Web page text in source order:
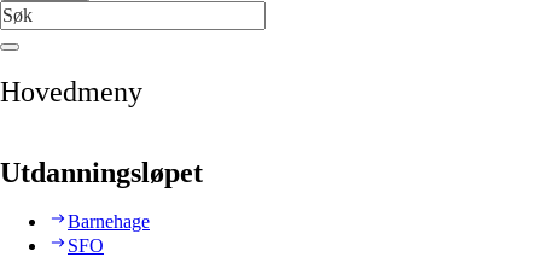
Hovedmeny
Utdanningsløpet
Barnehage
SFO